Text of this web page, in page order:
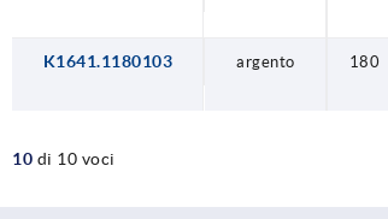
K1641.1180103 argento 180
10 di 10 voci